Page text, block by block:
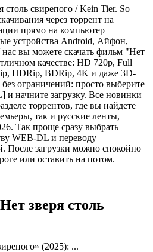
свирепого / Kein Tier. So
через торрент на
прямо на компьютер
устройства Android, Айфон,
вы можете скачать фильм "Нет
качестве: HD 720p, Full
HDRip, BDRip, 4K и даже 3D-
ограничений: просто выберите
начните загрузку. Все новинки
торрентов, где вы найдете
так и русские ленты,
Так проще сразу выбрать
WEB-DL и переводу
После загрузки можно спокойно
или оставить на потом.
зверя столь
(2025): ...